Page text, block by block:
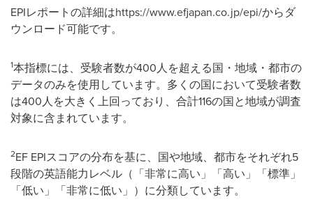
EPIレポートの詳細はhttps://www.efjapan.co.jp/epi/からダ
ウンロード可能です。
1本指標には、受験者数が400人を超える国・地域・都市の
データのみを使用しています。多くの国において受験者数
は400人を大きく上回っており、合計116の国と地域が調査
対象に含まれています。
2EF EPIスコアの分布を基に、国や地域、都市をそれぞれ5
段階の英語能力レベル（「非常に高い」「高い」「標準」
「低い」「非常に低い」）に分類しています。